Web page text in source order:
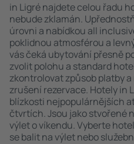
in Ligré najdete celou řadu
nebude zklamán.
úrovni a nabídkou all
poklidnou atmosférou a
vás čeká ubytování přesně
zvolit polohu a standard
zkontrolovat způsob platby
zrušení rezervace. Hotely in
blízkosti nejpopulárnějších
čtvrtích. Jsou jako stvořené
výlet o víkendu. Vyberte
se balit na výlet nebo